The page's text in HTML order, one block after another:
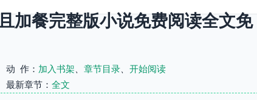
加餐完整版小说免费阅读全文免
动 作： 加入书架 章节目录
开始阅读
最新章节： 全文